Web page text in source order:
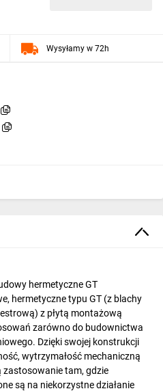
Wysyłamy w 72h
hermetyczne GT
hermetyczne typu GT (z blachy
z płytą montażową
zarówno do budownictwa
Dzięki swojej konstrukcji
wytrzymałość mechaniczną
tam, gdzie
są na niekorzystne działanie